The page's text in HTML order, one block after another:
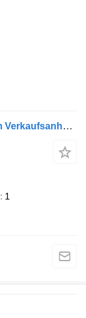
Niewiadów H13361H 3.6m×2.03m×2.3m Verkaufsanhänger
1